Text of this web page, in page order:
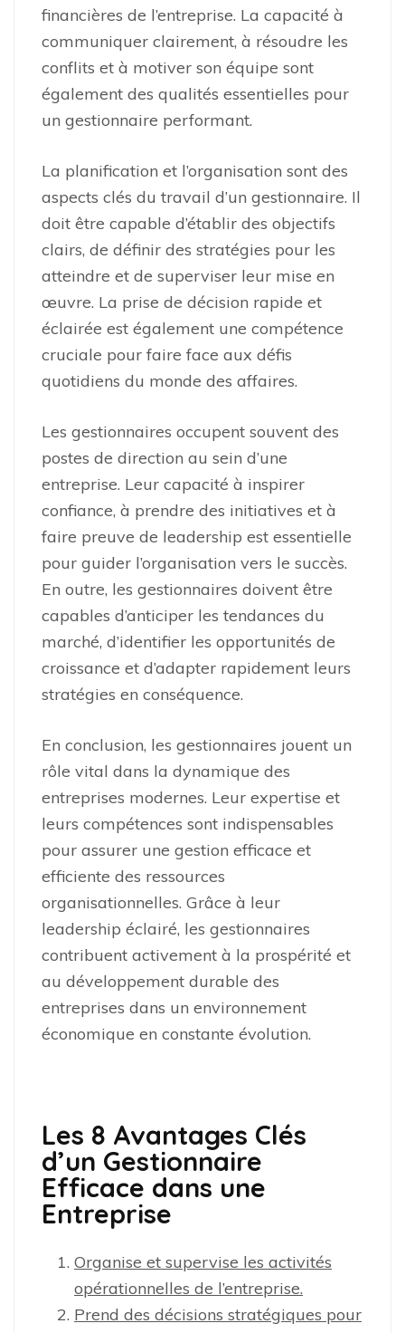
financières de l’entreprise. La capacité à
communiquer clairement, à résoudre les
conflits et à motiver son équipe sont
également des qualités essentielles pour
un gestionnaire performant.
La planification et l’organisation sont des
aspects clés du travail d’un gestionnaire. Il
doit être capable d’établir des objectifs
clairs, de définir des stratégies pour les
atteindre et de superviser leur mise en
œuvre. La prise de décision rapide et
éclairée est également une compétence
cruciale pour faire face aux défis
quotidiens du monde des affaires.
Les gestionnaires occupent souvent des
postes de direction au sein d’une
entreprise. Leur capacité à inspirer
confiance, à prendre des initiatives et à
faire preuve de leadership est essentielle
pour guider l’organisation vers le succès.
En outre, les gestionnaires doivent être
capables d’anticiper les tendances du
marché, d’identifier les opportunités de
croissance et d’adapter rapidement leurs
stratégies en conséquence.
En conclusion, les gestionnaires jouent un
rôle vital dans la dynamique des
entreprises modernes. Leur expertise et
leurs compétences sont indispensables
pour assurer une gestion efficace et
efficiente des ressources
organisationnelles. Grâce à leur
leadership éclairé, les gestionnaires
contribuent activement à la prospérité et
au développement durable des
entreprises dans un environnement
économique en constante évolution.
Les 8 Avantages Clés
d’un Gestionnaire
Efficace dans une
Entreprise
Organise et supervise les activités
opérationnelles de l’entreprise.
Prend des décisions stratégiques pour